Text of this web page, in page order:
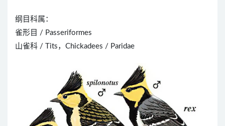
纲目科属：
雀形目 / Passeriformes
山雀科 / Tits，Chickadees / Paridae